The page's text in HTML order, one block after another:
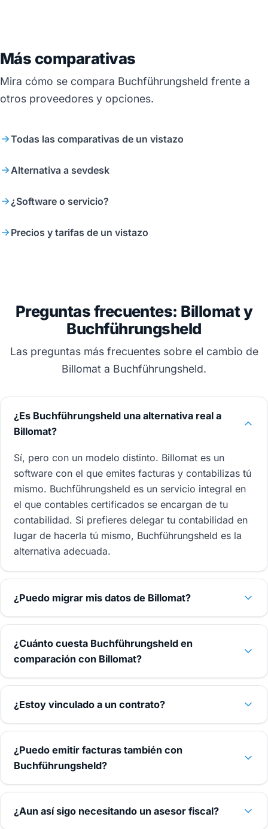
Más comparativas
Mira cómo se compara Buchführungsheld frente a
otros proveedores y opciones.
Todas las comparativas de un vistazo
Alternativa a sevdesk
¿Software o servicio?
Precios y tarifas de un vistazo
Preguntas frecuentes: Billomat y
Buchführungsheld
Las preguntas más frecuentes sobre el cambio de
Billomat a Buchführungsheld.
¿Es Buchführungsheld una alternativa real a
Billomat?
Sí, pero con un modelo distinto. Billomat es un
software con el que emites facturas y contabilizas tú
mismo. Buchführungsheld es un servicio integral en
el que contables certificados se encargan de tu
contabilidad. Si prefieres delegar tu contabilidad en
lugar de hacerla tú mismo, Buchführungsheld es la
alternativa adecuada.
¿Puedo migrar mis datos de Billomat?
¿Cuánto cuesta Buchführungsheld en
comparación con Billomat?
¿Estoy vinculado a un contrato?
¿Puedo emitir facturas también con
Buchführungsheld?
¿Aun así sigo necesitando un asesor fiscal?